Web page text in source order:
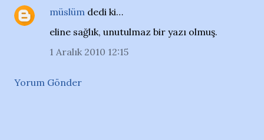
müslüm dedi ki…
eline sağlık, unutulmaz bir yazı olmuş.
1 Aralık 2010 12:15
Yorum Gönder